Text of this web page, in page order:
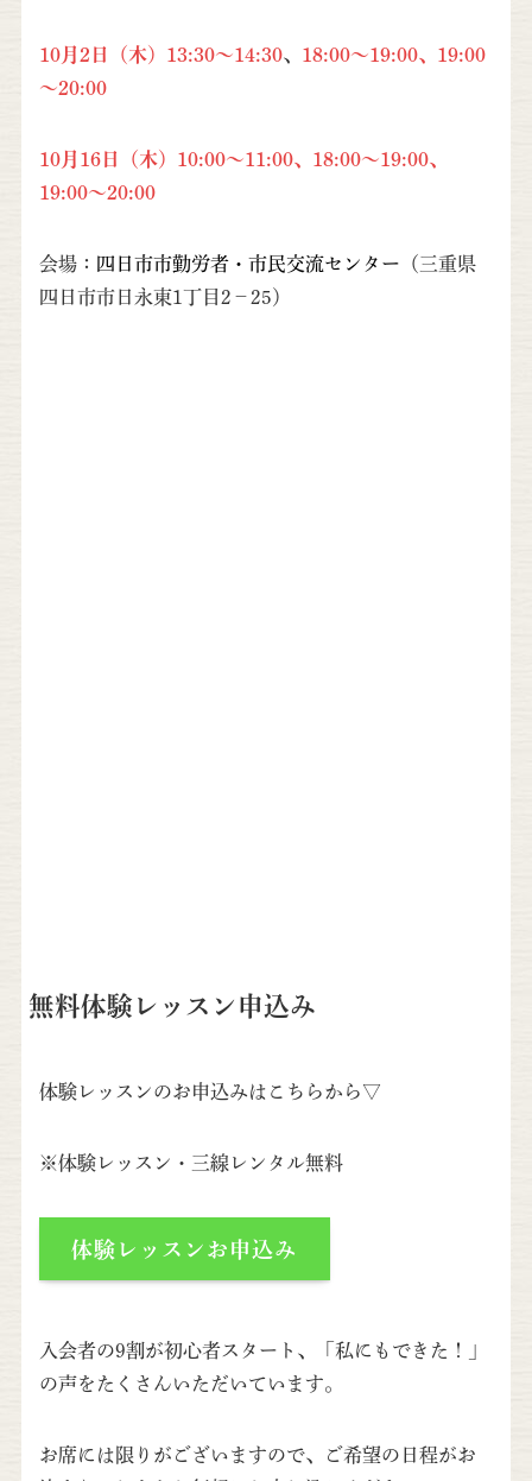
10月2日（木）13:30～14:30、 18:00～19:00、19:00
～20:00
10月16日（木）10:00～11:00、18:00～19:00、
19:00～20:00
会場： 四日市市勤労者・市民交流センター （三重県
四日市市日永東1丁目2−25）
無料体験レッスン申込み
体験レッスンのお申込みはこちらから▽
※体験レッスン・三線レンタル無料
体験レッスンお申込み
入会者の9割が初心者スタート、「私にもできた！」
の声をたくさんいただいています。
お席には限りがございますので、ご希望の日程がお